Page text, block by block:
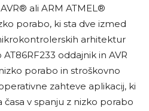
ali ARM ATMEL®
porabo, ki sta dve izmed
arhitektur
oddajnik in AVR
porabo in stroškovno
zahteve aplikacij, ki
časa v spanju z nizko porabo